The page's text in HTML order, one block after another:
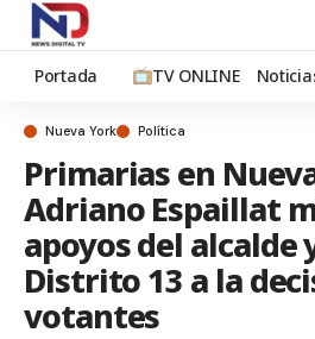
Portada TV ONLINE
Nueva York Política
Primarias en
Adriano Espaillat
apoyos del alcalde
Distrito 13 a la
votantes